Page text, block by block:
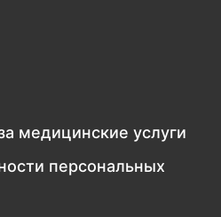
медицинские услуги
персональных